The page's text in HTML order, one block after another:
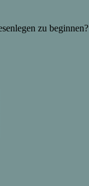
zu beginnen?